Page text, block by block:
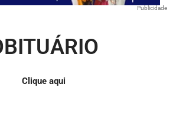
Publicidade
Clique aqui